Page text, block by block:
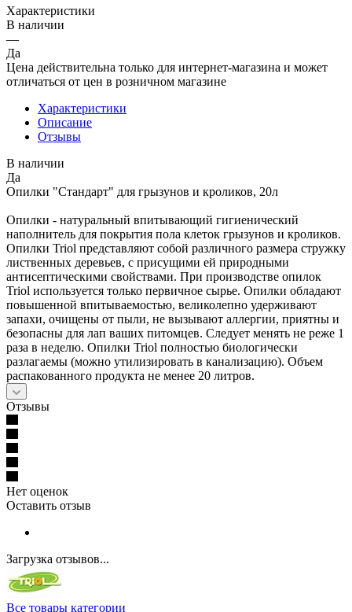
Характеристики
В наличии
—
Да
Цена действительна только для интернет-магазина и может
отличаться от цен в розничном магазине
Характеристики
Описание
Отзывы
В наличии
Да
Опилки "Стандарт" для грызунов и кроликов, 20л
Опилки - натуральный впитывающий гигиенический
наполнитель для покрытия пола клеток грызунов и кроликов.
Опилки Triol представляют собой различного размера стружку
лиственных деревьев, с присущими ей природными
антисептическими свойствами. При производстве опилок
Triol используется только первичное сырье. Опилки обладают
повышенной впитываемостью, великолепно удерживают
запахи, очищены от пыли, не вызывают аллергии, приятны и
безопасны для лап ваших питомцев. Следует менять не реже 1
раза в неделю. Опилки Triol полностью биологически
разлагаемы (можно утилизировать в канализацию). Объем
распакованного продукта не менее 20 литров.
Отзывы
Нет оценок
Оставить отзыв
Загрузка отзывов...
Все товары категории